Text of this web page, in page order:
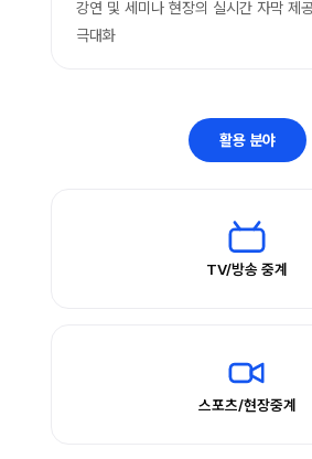
강연 및 세미나 현장의 실시간 자막 제
극대화
활용 분야
TV/방송 중계
스포츠/현장중계